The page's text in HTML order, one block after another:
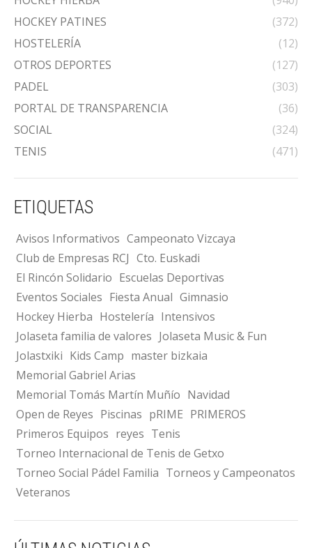
HOCKEY PATINES
(372)
HOSTELERÍA
(12)
OTROS DEPORTES
(127)
PADEL
(303)
PORTAL DE TRANSPARENCIA
(36)
SOCIAL
(324)
TENIS
(471)
ETIQUETAS
Avisos Informativos Campeonato Vizcaya
Club de Empresas RCJ Cto. Euskadi
El Rincón Solidario Escuelas Deportivas
Eventos Sociales Fiesta Anual Gimnasio
Hockey Hierba Hostelería Intensivos
Jolaseta familia de valores Jolaseta Music & Fun
Jolastxiki Kids Camp master bizkaia
Memorial Gabriel Arias
Memorial Tomás Martín Muñío Navidad
Open de Reyes Piscinas pRIME PRIMEROS
Primeros Equipos reyes Tenis
Torneo Internacional de Tenis de Getxo
Torneo Social Pádel Familia Torneos y Campeonatos
Veteranos